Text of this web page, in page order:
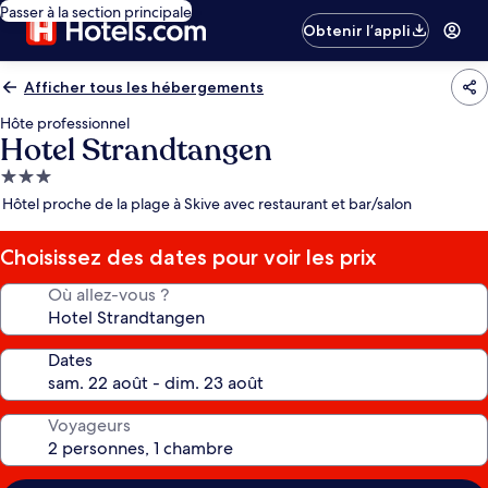
Passer à la section principale
Obtenir l’appli
Afficher tous les hébergements
Hôte professionnel
Hotel Strandtangen
Hébergement
3.0 étoiles
Hôtel proche de la plage à Skive avec restaurant et bar/salon
Choisissez des dates pour voir les prix
Où allez-vous ?
Dates
Voyageurs